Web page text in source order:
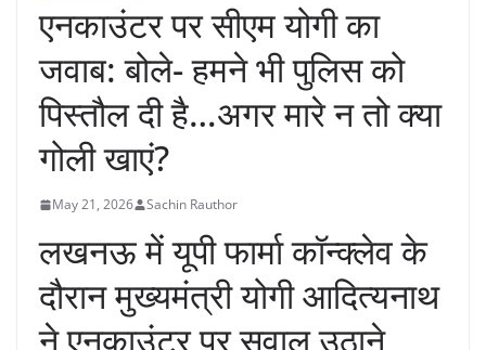
एनकाउंटर पर सीएम योगी का
जवाब: बोले- हमने भी पुलिस को
पिस्तौल दी है…अगर मारे न तो क्या
गोली खाएं?
May 21, 2026 Sachin Rauthor
लखनऊ में यूपी फार्मा कॉन्क्लेव के
दौरान मुख्यमंत्री योगी आदित्यनाथ
ने एनकाउंटर पर सवाल उठाने